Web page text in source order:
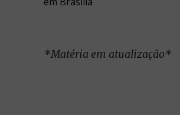
*Matéria em atualização*